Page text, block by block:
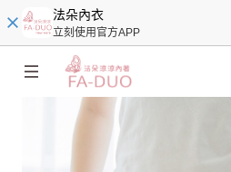
法朵內衣
立刻使用官方APP